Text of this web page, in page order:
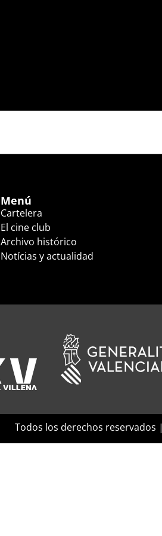
Menú
Cartelera
El cine club
Archivo histórico
Notícias y actualidad
Todos los derechos reservados |